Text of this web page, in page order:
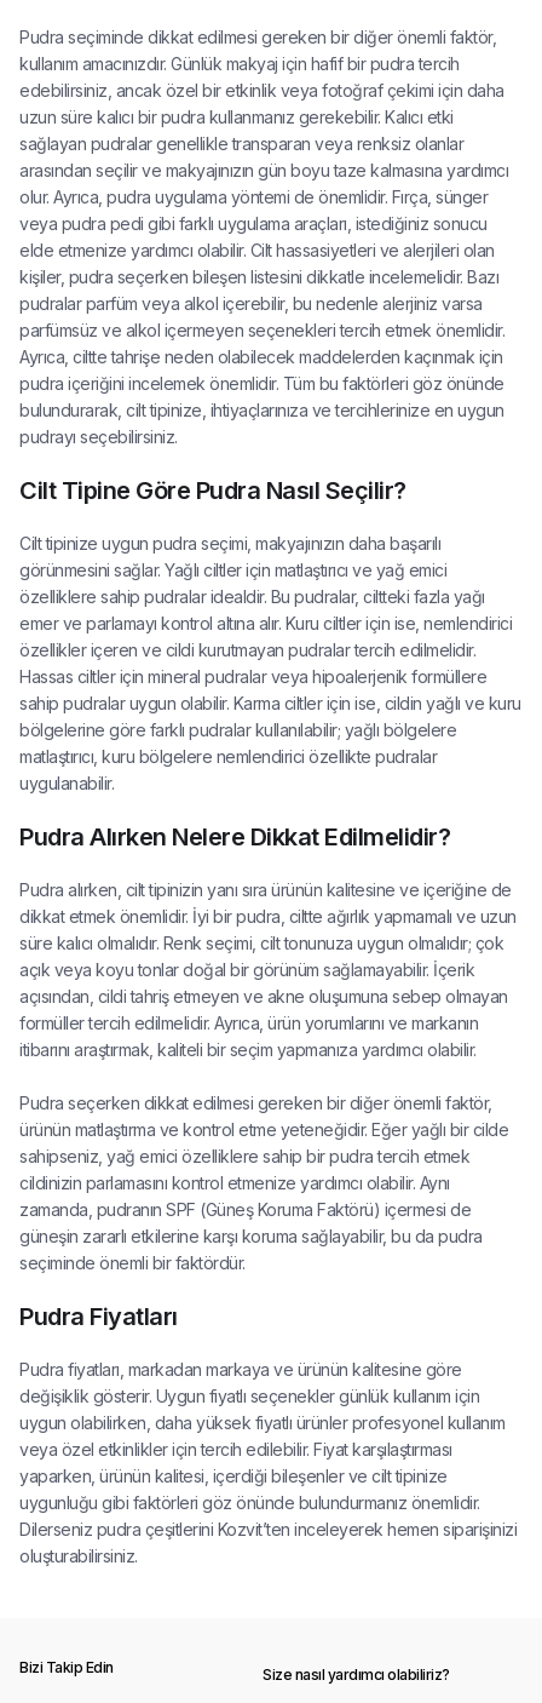
Pudra seçiminde dikkat edilmesi gereken bir diğer önemli faktör,
kullanım amacınızdır. Günlük makyaj için hafif bir pudra tercih
edebilirsiniz, ancak özel bir etkinlik veya fotoğraf çekimi için daha
uzun süre kalıcı bir pudra kullanmanız gerekebilir. Kalıcı etki
sağlayan pudralar genellikle transparan veya renksiz olanlar
arasından seçilir ve makyajınızın gün boyu taze kalmasına yardımcı
olur. Ayrıca, pudra uygulama yöntemi de önemlidir. Fırça, sünger
veya pudra pedi gibi farklı uygulama araçları, istediğiniz sonucu
elde etmenize yardımcı olabilir. Cilt hassasiyetleri ve alerjileri olan
kişiler, pudra seçerken bileşen listesini dikkatle incelemelidir. Bazı
pudralar parfüm veya alkol içerebilir, bu nedenle alerjiniz varsa
parfümsüz ve alkol içermeyen seçenekleri tercih etmek önemlidir.
Ayrıca, ciltte tahrişe neden olabilecek maddelerden kaçınmak için
pudra içeriğini incelemek önemlidir. Tüm bu faktörleri göz önünde
bulundurarak, cilt tipinize, ihtiyaçlarınıza ve tercihlerinize en uygun
pudrayı seçebilirsiniz.
Cilt Tipine Göre Pudra Nasıl Seçilir?
Cilt tipinize uygun pudra seçimi, makyajınızın daha başarılı
görünmesini sağlar. Yağlı ciltler için matlaştırıcı ve yağ emici
özelliklere sahip pudralar idealdir. Bu pudralar, ciltteki fazla yağı
emer ve parlamayı kontrol altına alır. Kuru ciltler için ise, nemlendirici
özellikler içeren ve cildi kurutmayan pudralar tercih edilmelidir.
Hassas ciltler için mineral pudralar veya hipoalerjenik formüllere
sahip pudralar uygun olabilir. Karma ciltler için ise, cildin yağlı ve kuru
bölgelerine göre farklı pudralar kullanılabilir; yağlı bölgelere
matlaştırıcı, kuru bölgelere nemlendirici özellikte pudralar
uygulanabilir.
Pudra Alırken Nelere Dikkat Edilmelidir?
Pudra alırken, cilt tipinizin yanı sıra ürünün kalitesine ve içeriğine de
dikkat etmek önemlidir. İyi bir pudra, ciltte ağırlık yapmamalı ve uzun
süre kalıcı olmalıdır. Renk seçimi, cilt tonunuza uygun olmalıdır; çok
açık veya koyu tonlar doğal bir görünüm sağlamayabilir. İçerik
açısından, cildi tahriş etmeyen ve akne oluşumuna sebep olmayan
formüller tercih edilmelidir. Ayrıca, ürün yorumlarını ve markanın
itibarını araştırmak, kaliteli bir seçim yapmanıza yardımcı olabilir.
Pudra seçerken dikkat edilmesi gereken bir diğer önemli faktör,
ürünün matlaştırma ve kontrol etme yeteneğidir. Eğer yağlı bir cilde
sahipseniz, yağ emici özelliklere sahip bir pudra tercih etmek
cildinizin parlamasını kontrol etmenize yardımcı olabilir. Aynı
zamanda, pudranın SPF (Güneş Koruma Faktörü) içermesi de
güneşin zararlı etkilerine karşı koruma sağlayabilir, bu da pudra
seçiminde önemli bir faktördür.
Pudra Fiyatları
Pudra fiyatları, markadan markaya ve ürünün kalitesine göre
değişiklik gösterir. Uygun fiyatlı seçenekler günlük kullanım için
uygun olabilirken, daha yüksek fiyatlı ürünler profesyonel kullanım
veya özel etkinlikler için tercih edilebilir. Fiyat karşılaştırması
yaparken, ürünün kalitesi, içerdiği bileşenler ve cilt tipinize
uygunluğu gibi faktörleri göz önünde bulundurmanız önemlidir.
Dilerseniz pudra çeşitlerini Kozvit’ten inceleyerek hemen siparişinizi
oluşturabilirsiniz.
Bizi Takip Edin Size nasıl yardımcı olabiliriz?